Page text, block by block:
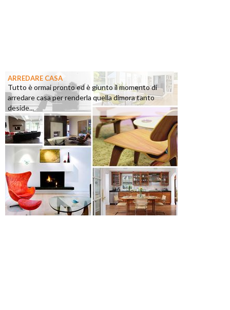
ARREDARE CASA
Tutto è ormai pronto ed è giunto il momento di
arredare casa per renderla quella dimora tanto
deside...